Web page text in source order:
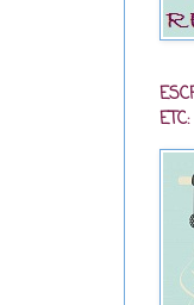
ETC: